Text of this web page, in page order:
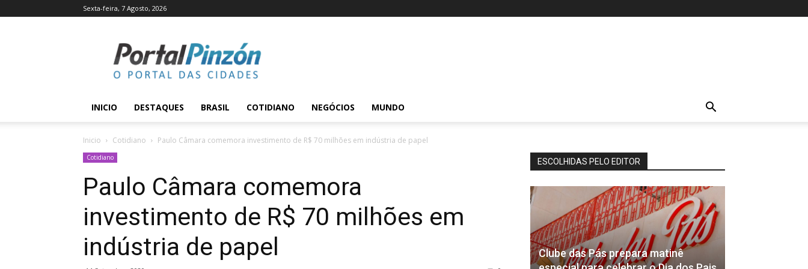
Sexta-feira, 7 Agosto, 2026
Pinzón
INICIO DESTAQUES BRASIL COTIDIANO NEGÓCIOS MUNDO
Inicio Cotidiano Paulo Câmara comemora investimento de R$ 70 milhões em indústria de papel
Cotidiano
Paulo Câmara comemora
investimento de R$ 70 milhões em
indústria de papel
ESCOLHIDAS PELO EDITOR
Clube das Pás prepara matinê